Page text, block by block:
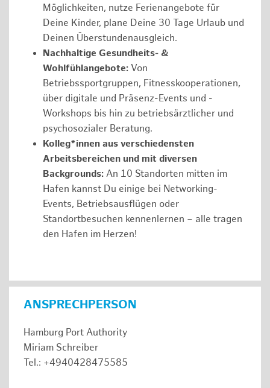
Möglichkeiten, nutze Ferienangebote für
Deine Kinder, plane Deine 30 Tage Urlaub und
Deinen Überstundenausgleich.
Nachhaltige Gesundheits- &
Wohlfühlangebote: Von
Betriebssportgruppen, Fitnesskooperationen,
über digitale und Präsenz-Events und -
Workshops bis hin zu betriebsärztlicher und
psychosozialer Beratung.
Kolleg*innen aus verschiedensten
Arbeitsbereichen und mit diversen
Backgrounds: An 10 Standorten mitten im
Hafen kannst Du einige bei Networking-
Events, Betriebsausflügen oder
Standortbesuchen kennenlernen – alle tragen
den Hafen im Herzen!
ANSPRECHPERSON
Hamburg Port Authority
Miriam Schreiber
Tel.: +4940428475585